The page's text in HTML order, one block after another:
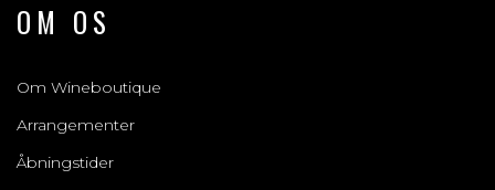
OM OS
Om Wineboutique
Arrangementer
Åbningstider